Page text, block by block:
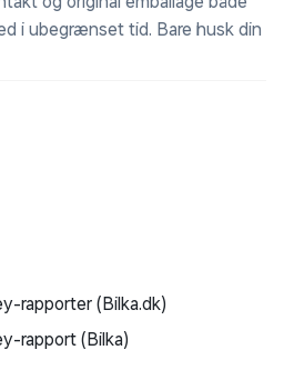
i ubegrænset tid. Bare husk din
rapporter (Bilka.dk)
rapport (Bilka)